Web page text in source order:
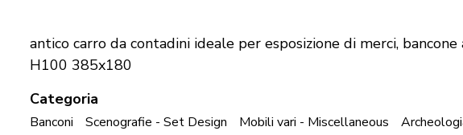
antico carro da contadini ideale per esposizione di merci,
H100 385x180
Categoria
Banconi Scenografie - Set Design Mobili vari - Miscellaneous